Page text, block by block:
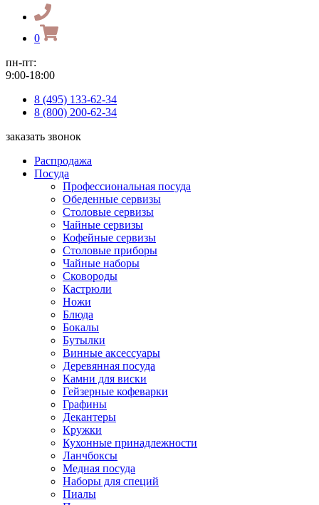
0
пн-пт:
9:00-18:00
8 (495) 133-62-34
8 (800) 200-62-34
заказать звонок
Распродажа
Посуда
Профессиональная посуда
Обеденные сервизы
Столовые сервизы
Чайные сервизы
Кофейные сервизы
Столовые приборы
Чайные наборы
Сковороды
Кастрюли
Ножи
Блюда
Бокалы
Бутылки
Винные аксессуары
Деревянная посуда
Камни для виски
Гейзерные кофеварки
Графины
Декантеры
Кружки
Кухонные принадлежности
Ланчбоксы
Медная посуда
Наборы для специй
Пиалы